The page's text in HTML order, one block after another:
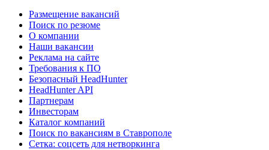
Размещение вакансий
Поиск по резюме
О компании
Наши вакансии
Реклама на сайте
Требования к ПО
Безопасный HeadHunter
HeadHunter API
Партнерам
Инвесторам
Каталог компаний
Поиск по вакансиям в Ставрополе
Сетка: соцсеть для нетворкинга